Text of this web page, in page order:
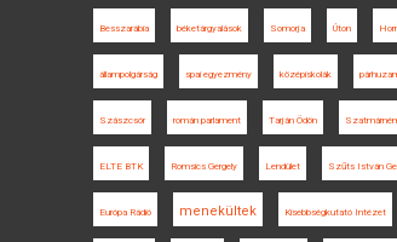
Besszarábia béketárgyalások Somorja Úton
állampolgárság spai egyezmény középiskolák
Szászcsór román parlament Tarján Ödön
ELTE BTK Romsics Gergely Lendület Szűts István
Európa Rádió menekültek Kisebbségkutató Intézet